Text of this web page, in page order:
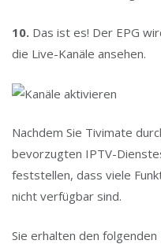
10. Das ist es! Der EPG
die Live-Kanäle ansehen.
Nachdem Sie Tivimate
bevorzugten IPTV-
feststellen, dass viele
nicht verfügbar sind.
Sie erhalten den folgenden